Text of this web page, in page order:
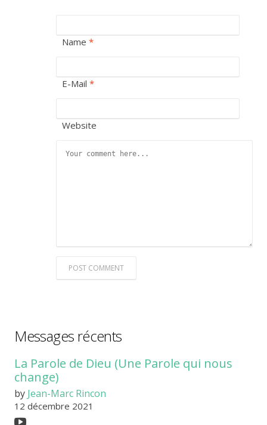
Name*
E-Mail*
Website
POST COMMENT
Messages récents
La Parole de Dieu (Une Parole qui nous
change)
by Jean-Marc Rincon
12 décembre 2021